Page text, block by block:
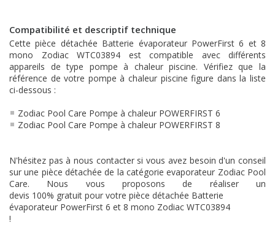
Compatibilité et descriptif technique
Cette pièce détachée Batterie évaporateur PowerFirst 6 et 8
mono Zodiac WTC03894 est compatible avec différents
appareils de type pompe à chaleur piscine. Vérifiez que la
référence de votre pompe à chaleur piscine figure dans la liste
ci-dessous :
Zodiac Pool Care Pompe à chaleur POWERFIRST 6
Zodiac Pool Care Pompe à chaleur POWERFIRST 8
N'hésitez pas à nous contacter si vous avez besoin d'un conseil
sur une pièce détachée de la catégorie evaporateur Zodiac Pool
Care. Nous vous proposons de réaliser un
devis 100% gratuit pour votre pièce détachée Batterie
évaporateur PowerFirst 6 et 8 mono Zodiac WTC03894
!